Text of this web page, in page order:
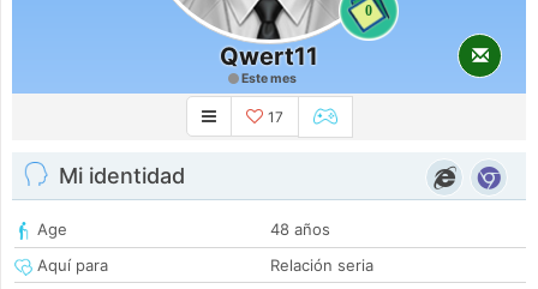
0
Qwert11
Este mes
17
Mi identidad
Age
48 años
Aquí para
Relación seria